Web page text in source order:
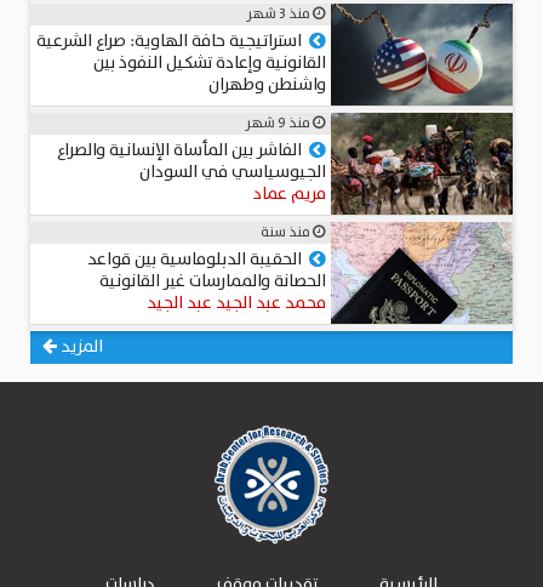
منذ 3 شهر
استراتيجية حافة الهاوية: صراع الشرعية
القانونية وإعادة تشكيل النفوذ بين
واشنطن وطهران
عميد د. محمد حجاب
منذ 9 شهر
الفاشر بين المأساة الإنسانية والصراع
الجيوسياسي في السودان
مريم عماد
منذ سنة
الحقيبة الدبلوماسية بين قواعد
الحصانة والممارسات غير القانونية
محمد عبد الجيد عبد الجيد
المزيد